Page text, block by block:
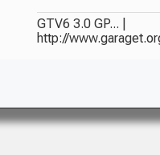
GTV6 3.0 GP... |
http://